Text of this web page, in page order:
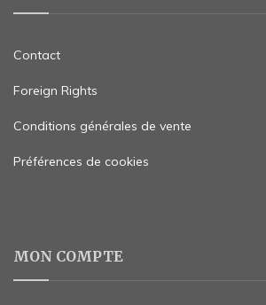
Contact
Foreign Rights
Conditions générales de vente
Préférences de cookies
MON COMPTE